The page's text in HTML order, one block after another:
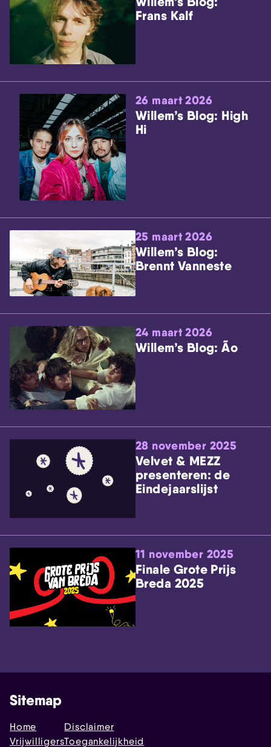
Frans Kalf
26 maart 2026
Willem’s Blog: High
Hi
25 maart 2026
Willem’s Blog:
Brennt Vanneste
24 maart 2026
Willem’s Blog: Ão
28 november 2025
Velvet & MEZZ
presenteren: de
Eindejaarslijst
11 november 2025
Finale Grote Prijs
Breda 2025
Sitemap
Home
Vrijwilligers
Disclaimer
Toegankelijkheid